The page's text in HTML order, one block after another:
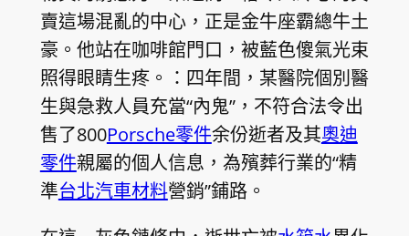
賣這場混亂的中心，正是金牛座霸總牛土
豪。他站在咖啡館門口，被藍色傻氣光束
照得眼睛生疼。：四年間，某醫院個別醫
生與急救人員充當“內鬼”，不符合法令出
售了800Porsche零件余份逝者及其奧迪
零件親屬的個人信息，為殯葬行業的“精
準台北汽車材料營銷”鋪路。